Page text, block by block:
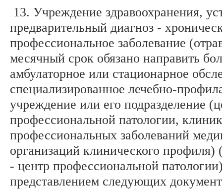
13. Учреждение здравоохранения,
предварительный диагноз -
профессиональное заболевание
месячный срок обязано направить
амбулаторное или стационарное
специализированное лечебно-
учреждение или его подразделение
профессиональной патологии,
профессиональных заболеваний
организаций клинического профиля)
- центр профессиональной
представлением следующих